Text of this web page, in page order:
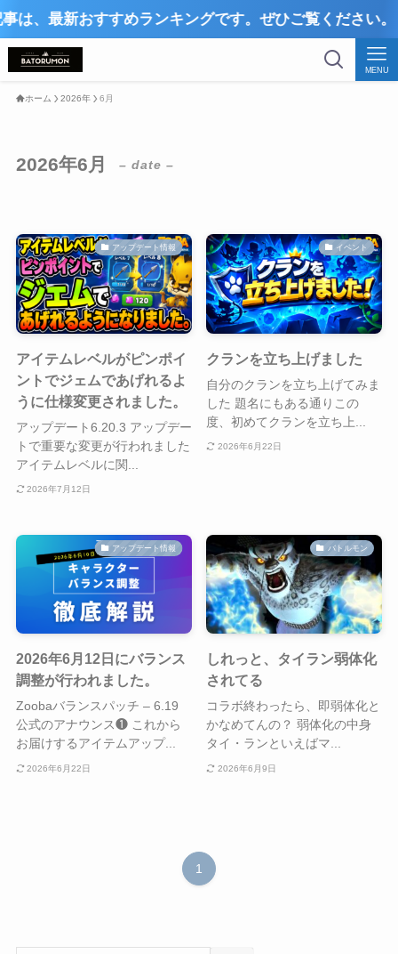
新おすすめランキングです。ぜひご覧ください。
MENU
ホーム 2026年 6月
2026年6月 – date –
アップデート情報
アイテムレベルがピンポイ
ントでジェムであげれるよ
うに仕様変更されました。
アップデート6.20.3 アップデー
トで重要な変更が行われました
アイテムレベルに関...
2026年7月12日
イベント
クランを立ち上げました
自分のクランを立ち上げてみま
した 題名にもある通りこの
度、初めてクランを立ち上...
2026年6月22日
アップデート情報
2026年6月12日にバランス
調整が行われました。
Zoobaバランスパッチ – 6.19
公式のアナウンス❶ これから
お届けするアイテムアップ...
2026年6月22日
バトルモン
しれっと、タイラン弱体化
されてる
コラボ終わったら、即弱体化と
かなめてんの？ 弱体化の中身
タイ・ランといえばマ...
2026年6月9日
1